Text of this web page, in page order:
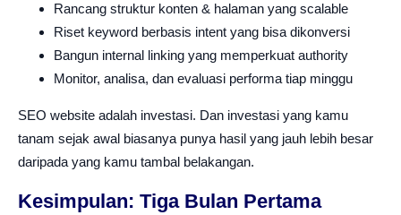
Rancang struktur konten & halaman yang scalable
Riset keyword berbasis intent yang bisa dikonversi
Bangun internal linking yang memperkuat authority
Monitor, analisa, dan evaluasi performa tiap minggu
SEO website adalah investasi. Dan investasi yang kamu
tanam sejak awal biasanya punya hasil yang jauh lebih besar
daripada yang kamu tambal belakangan.
Kesimpulan: Tiga Bulan Pertama